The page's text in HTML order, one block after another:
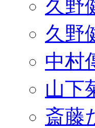
久野
久野
中村
山下
斎藤